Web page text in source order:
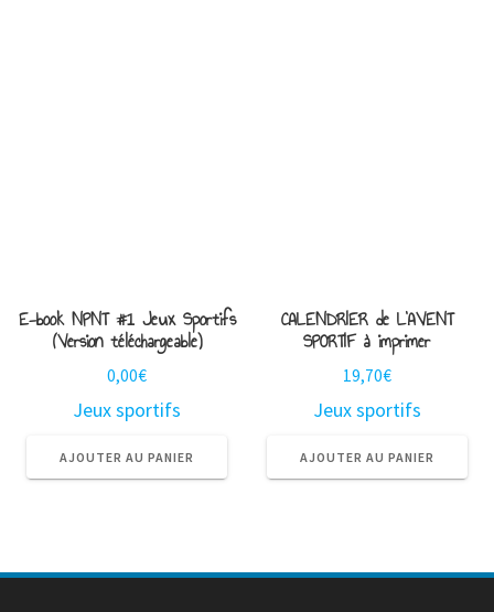
E-book NPNT #1 Jeux Sportifs
(Version téléchargeable)
0,00€
Jeux sportifs
AJOUTER AU PANIER
CALENDRIER de L’AVENT
SPORTIF à imprimer
19,70€
Jeux sportifs
AJOUTER AU PANIER